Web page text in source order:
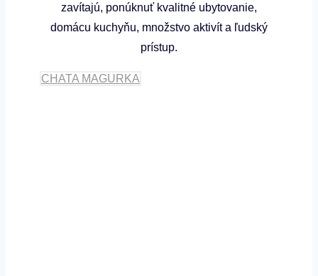
zavítajú, ponúknuť kvalitné ubytovanie,
domácu kuchyňu, množstvo aktivít a ľudský
prístup.
CHATA MAGURKA